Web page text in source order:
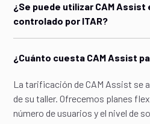
¿Se puede utilizar CAM Assist
controlado por ITAR?
Assist en un entorno seguro de
almacenamiento de datos en EE.
conformidad con ITAR requiere el
Departamento de Estado de EE.
¿Cuánto cuesta CAM Assist
La tarificación de CAM Assist se
de su taller. Ofrecemos planes
número de usuarios y el nivel de